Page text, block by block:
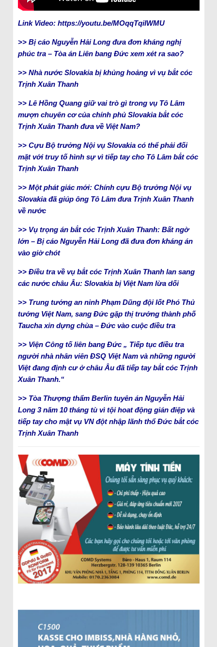
Link Video: https://youtu.be/MOqqTqiIWMU
>> Bị cáo Nguyễn Hải Long đưa đơn kháng nghị
phúc tra – Tòa án Liên bang Đức xem xét ra sao?
>> Nhà nước Slovakia bị khủng hoảng vì vụ bắt cóc
Trịnh Xuân Thanh
>> Lê Hồng Quang giữ vai trò gì trong vụ Tô Lâm
mượn chuyên cơ của chính phủ Slovakia bắt cóc
Trịnh Xuân Thanh đưa về Việt Nam?
>> Cựu Bộ trưởng Nội vụ Slovakia có thể phải đối
mặt với truy tố hình sự vì tiếp tay cho Tô Lâm bắt cóc
Trịnh Xuân Thanh
>> Một phát giác mới: Chính cựu Bộ trưởng Nội vụ
Slovakia đã giúp ông Tô Lâm đưa Trịnh Xuân Thanh
về nước
>> Vụ trọng án bắt cóc Trịnh Xuân Thanh: Bất ngờ
lớn – Bị cáo Nguyễn Hải Long đã đưa đơn kháng án
vào giờ chót
>> Điều tra về vụ bắt cóc Trịnh Xuân Thanh lan sang
các nước châu Âu: Slovakia bị Việt Nam lừa dối
>> Trung tướng an ninh Phạm Dũng đội lốt Phó Thủ
tướng Việt Nam, sang Đức gặp thị trưởng thành phố
Taucha xin dựng chùa – Đức vào cuộc điều tra
>> Viện Công tố liên bang Đức „ Tiếp tục điều tra
người nhà nhân viên ĐSQ Việt Nam và những người
Việt đang định cư ở châu Âu đã tiếp tay bắt cóc Trịnh
Xuân Thanh.“
>> Tòa Thượng thẩm Berlin tuyên án Nguyễn Hải
Long 3 năm 10 tháng tù vì tội hoat động gián điệp và
tiếp tay cho mật vụ VN đột nhập lãnh thổ Đức bắt cóc
Trịnh Xuân Thanh